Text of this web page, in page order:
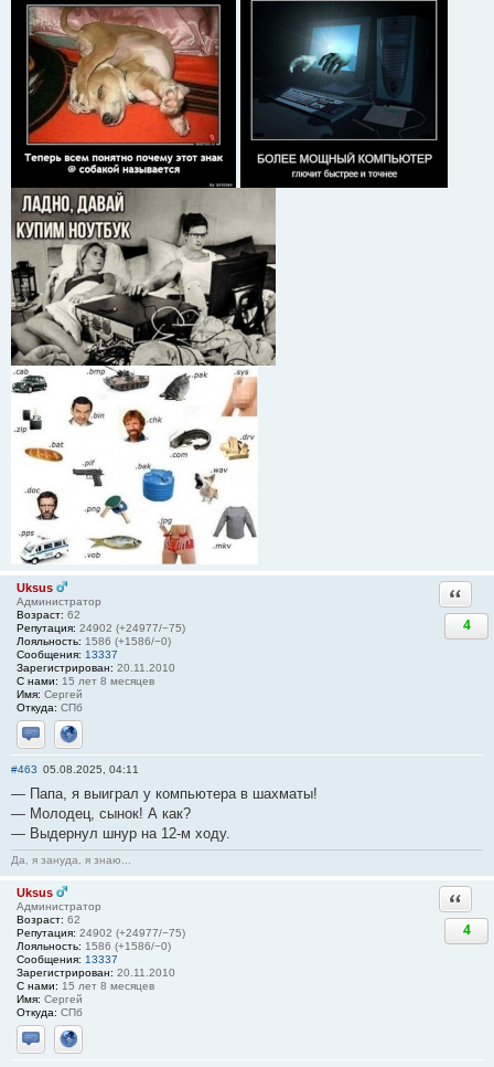
Uksus
Администратор
Возраст: 62
Репутация: 24902 (+24977/−75)
Лояльность: 1586 (+1586/−0)
Сообщения: 13337
Зарегистрирован: 20.11.2010
С нами: 15 лет 8 месяцев
Имя: Сергей
Откуда: СПб
Отправить личное сообщение
Сайт
4
#463 05.08.2025, 04:11
— Папа, я выиграл у компьютера в шахматы!
— Молодец, сынок! А как?
— Выдернул шнур на 12-м ходу.
Да, я зануда, я знаю...
Uksus
Администратор
Возраст: 62
Репутация: 24902 (+24977/−75)
Лояльность: 1586 (+1586/−0)
Сообщения: 13337
Зарегистрирован: 20.11.2010
С нами: 15 лет 8 месяцев
Имя: Сергей
Откуда: СПб
Отправить личное сообщение
Сайт
4